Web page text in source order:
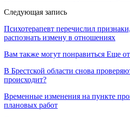
Следующая запись
Психотерапевт перечислил
распознать измену в отношениях
Вам также могут понравиться Еще от
В Брестской области снова
происходит?
Временные изменения на пункте
плановых работ